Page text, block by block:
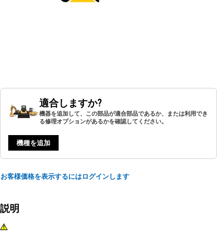
適合しますか?
機器を追加して、この部品が適合部品であるか、または利用でき
る修理オプションがあるかを確認してください。
機種を追加
お客様価格を表示するにはログインします
説明